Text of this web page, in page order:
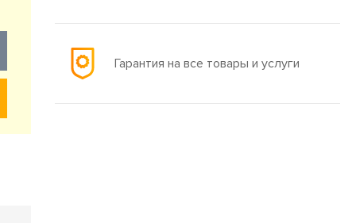
Гарантия на все товары и услуги